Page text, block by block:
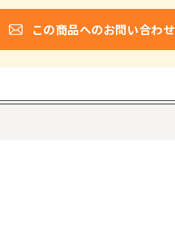
この商品へのお問い合わせ